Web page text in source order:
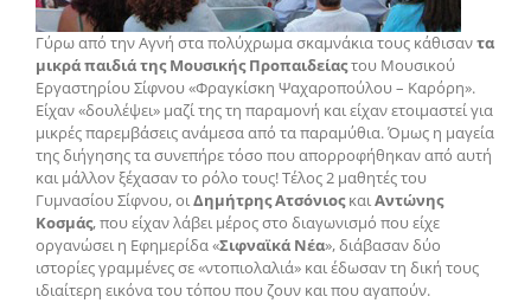
Γύρω από την Αγνή στα πολύχρωμα σκαμνάκια τους κάθισαντα
μικρά παιδιά της Μουσικής Προπαιδείαςτου Μουσικού
Εργαστηρίου Σίφνου «Φραγκίσκη Ψαχαροπούλου – Καρόρη».
Είχαν «δουλέψει» μαζί της τη παραμονή και είχαν ετοιμαστεί για
μικρές παρεμβάσεις ανάμεσα από τα παραμύθια. Όμως η μαγεία
της διήγησης τα συνεπήρε τόσο που απορροφήθηκαν από αυτή
και μάλλον ξέχασαν το ρόλο τους! Τέλος 2 μαθητές του
Γυμνασίου Σίφνου, οιΔημήτρης ΑτσόνιοςκαιΑντώνης
Κοσμάς, που είχαν λάβει μέρος στο διαγωνισμό που είχε
οργανώσει η Εφημερίδα «Σιφναϊκά Νέα», διάβασαν δύο
ιστορίες γραμμένες σε «ντοπιολαλιά» και έδωσαν τη δική τους
ιδιαίτερη εικόνα του τόπου που ζουν και που αγαπούν.